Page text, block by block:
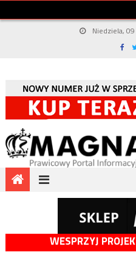
Niedziela,
WESPRZYJ